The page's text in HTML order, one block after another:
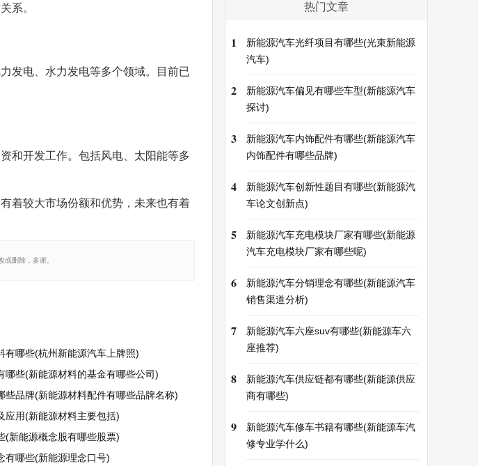
系。
发电、水力发电等多个领域。目前已
和开发工作。包括风电、太阳能等多
着较大市场份额和优势，未来也有着
删除，多谢。
有哪些(杭州新能源汽车上牌照)
哪些(新能源材料的基金有哪些公司)
些品牌(新能源材料配件有哪些品牌名称)
应用(新能源材料主要包括)
(新能源概念股有哪些股票)
有哪些(新能源理念口号)
热门文章
1
新能源汽车光纤项目有哪些(光束新能源
汽车)
2
新能源汽车偏见有哪些车型(新能源汽车
探讨)
3
新能源汽车内饰配件有哪些(新能源汽车
内饰配件有哪些品牌)
4
新能源汽车创新性题目有哪些(新能源汽
车论文创新点)
5
新能源汽车充电模块厂家有哪些(新能源
汽车充电模块厂家有哪些呢)
6
新能源汽车分销理念有哪些(新能源汽车
销售渠道分析)
7
新能源汽车六座suv有哪些(新能源车六
座推荐)
8
新能源汽车供应链都有哪些(新能源供应
商有哪些)
9
新能源汽车修车书籍有哪些(新能源车汽
修专业学什么)